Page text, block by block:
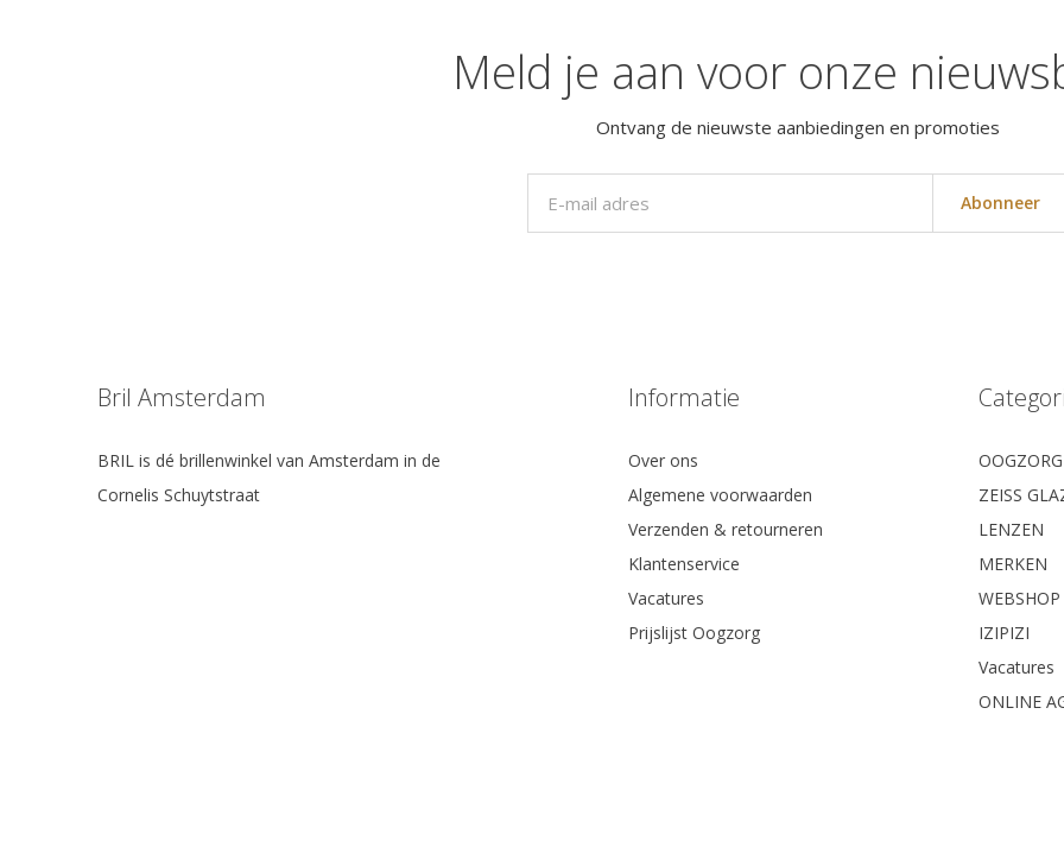
Meld je aan voor onze
Ontvang de nieuwste aanbiedingen en promoties
Abonneer
Bril Amsterdam
BRIL is dé brillenwinkel van Amsterdam in de
Cornelis Schuytstraat
Informatie
Over ons
Algemene voorwaarden
Verzenden & retourneren
Klantenservice
Vacatures
Prijslijst Oogzorg
OOGZORG
ZEISS
LENZEN
MERKEN
WEBSHOP
IZIPIZI
Vacatures
ONLINE